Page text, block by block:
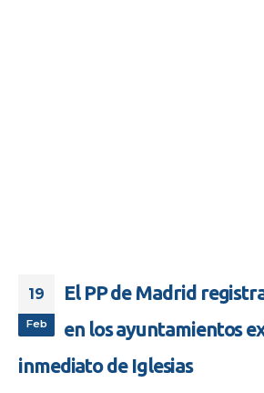
19
Feb
El PP de Madrid
en los ayuntamientos
inmediato de Iglesias